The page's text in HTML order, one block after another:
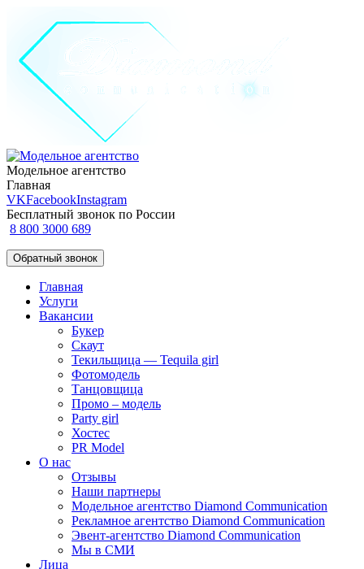
Модельное агентство
Главная
VKFacebookInstagram
Бесплатный звонок по России
8 800 3000 689
Обратный звонок
Главная
Услуги
Вакансии
Букер
Скаут
Текильщица — Tequila girl
Фотомодель
Танцовщица
Промо – модель
Party girl
Хостес
PR Model
О нас
Отзывы
Наши партнеры
Модельное агентство Diamond Communication
Рекламное агентство Diamond Communication
Эвент-агентство Diamond Communication
Мы в СМИ
Лица